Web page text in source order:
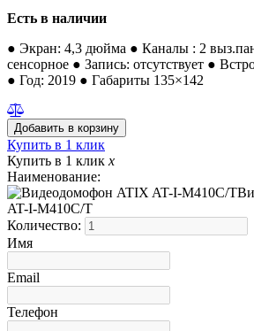
Есть в наличии
● Экран: 4,3 дюйма ● Каналы : 2
сенсорное ● Запись: отсутствует ●
● Год: 2019 ● Габариты 135×142
Купить в 1 клик
Купить в 1 клик x
Наименование:
AT-I-М410C/T
Количество:
Имя
Email
Телефон